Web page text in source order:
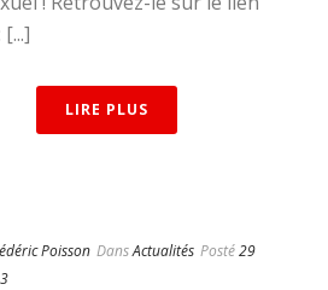
LIRE PLUS
Poisson DansActualités Posté29